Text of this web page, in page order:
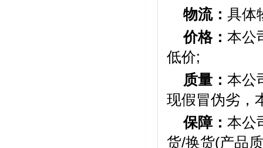
物流： 具体
价格： 本公
低价;
质量： 本公
现假冒伪劣，
保障： 本公
货/换货(产品